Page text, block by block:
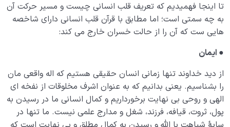
تا اینجا فهمیدیم که تعریف قلب انسانی چیست و مسیر حرکت آن
به چه سمتی است؛ اما مطابق با قرآن قلب انسانی دارای شاخصه
هایی ست که آن را از حالت خسران خارج می کند:
● ایمان
از دید خداوند تنها زمانی انسان حقیقی هستیم که اله واقعی مان
را بشناسیم. یعنی بدانیم که به عنوان اشرف مخلوقات از نفخه ای
الهی و روحی بی نهایت برخورداریم و کمال انسانی ما در رسیدن به
پول، ثروت، قیافه، فرزند، شغل و مدارج علمی نیست. ما تنها در